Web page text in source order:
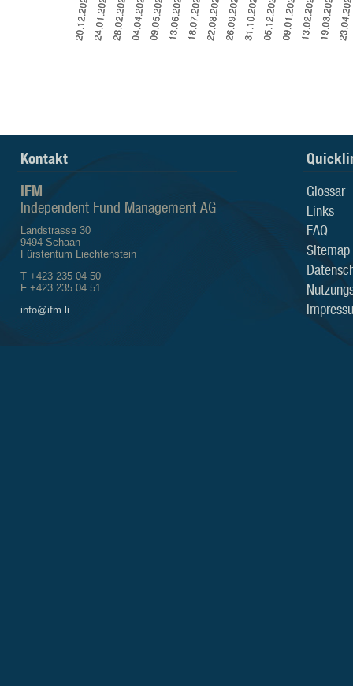
Kontakt
IFM
Independent Fund Management AG
Landstrasse 30
9494 Schaan
Fürstentum Liechtenstein
T +423 235 04 50
F +423 235 04 51
info@ifm.li
Glossar
Links
FAQ
Sitemap